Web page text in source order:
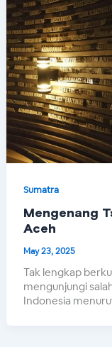
Sumatra
Mengenang
Aceh
May 23, 2025
Tak lengkap
mengunjungi
Indonesia